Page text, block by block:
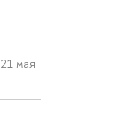
21 мая